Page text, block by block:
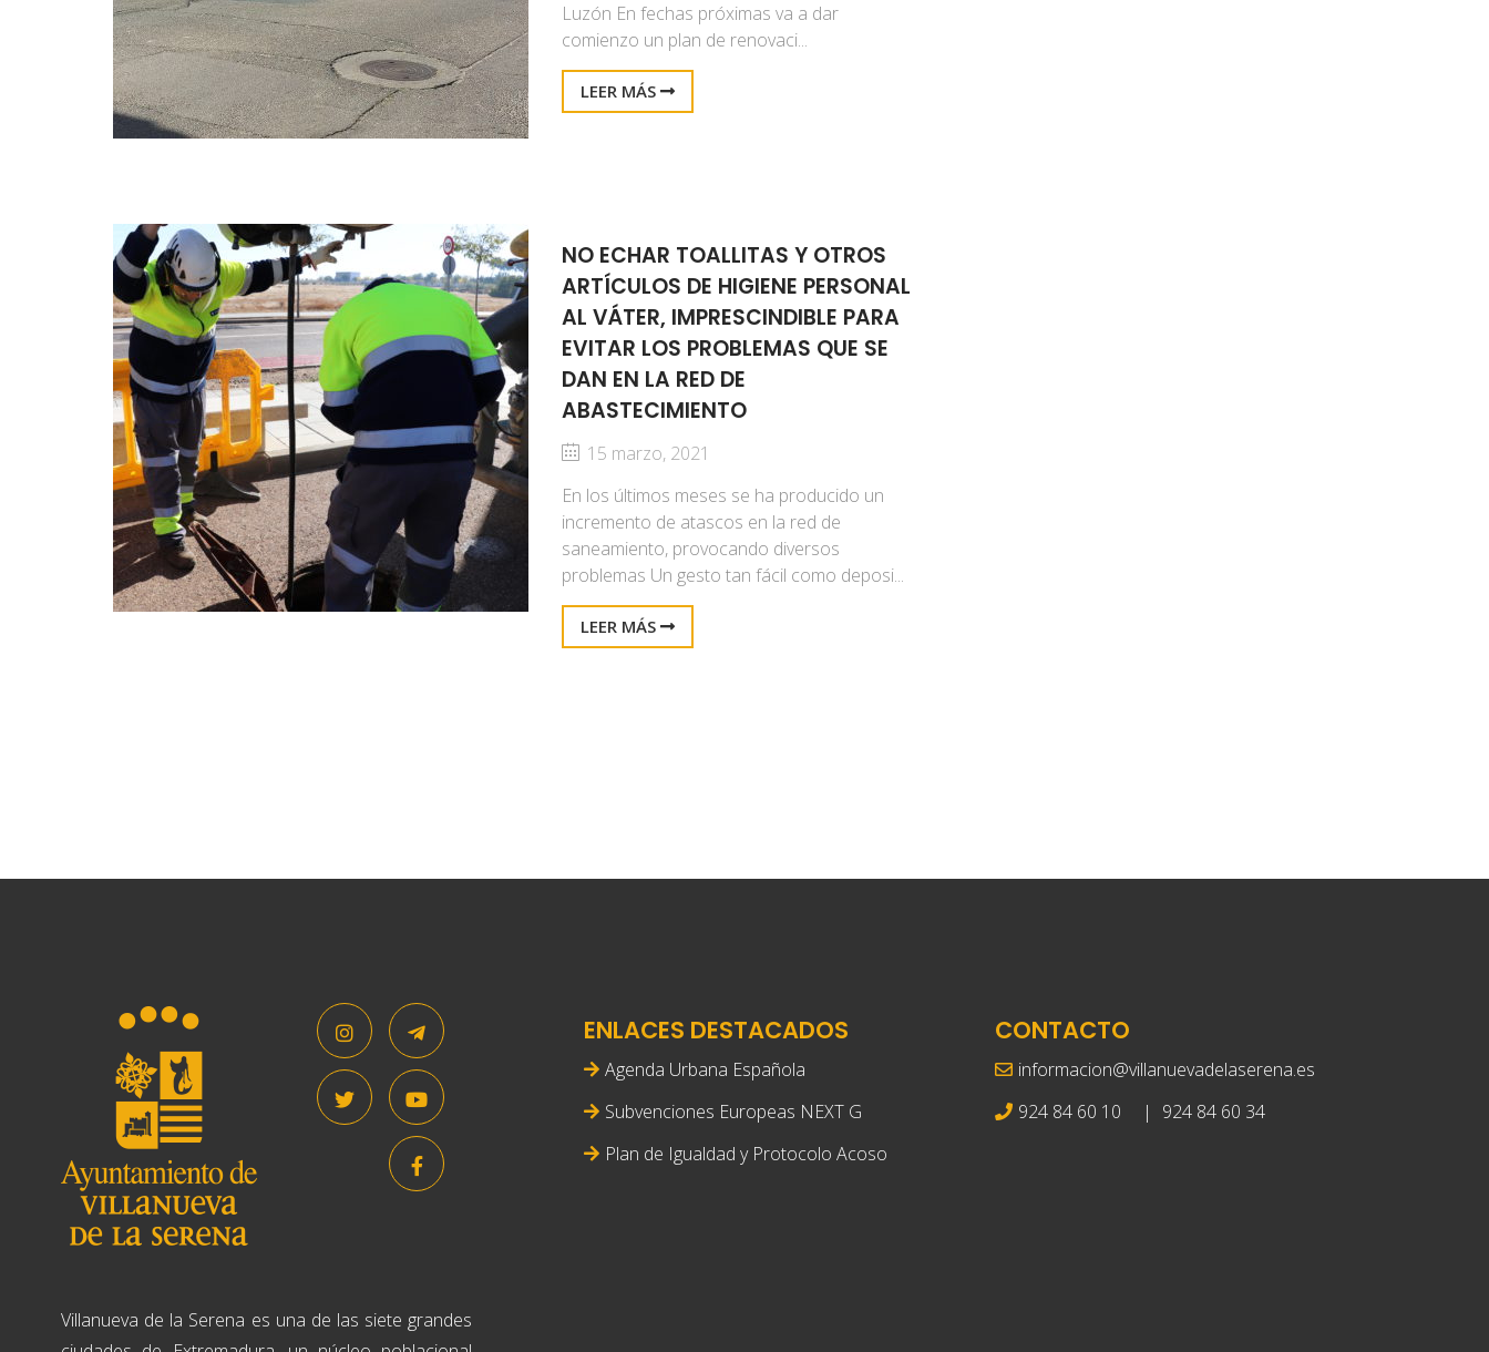
Luzón En fechas próximas va a dar
comienzo un plan de renovaci...
LEER MÁS
NO ECHAR TOALLITAS Y OTROS
ARTÍCULOS DE HIGIENE PERSONAL
AL VÁTER, IMPRESCINDIBLE PARA
EVITAR LOS PROBLEMAS QUE SE
DAN EN LA RED DE
ABASTECIMIENTO
15 marzo, 2021
En los últimos meses se ha producido un
incremento de atascos en la red de
saneamiento, provocando diversos
problemas Un gesto tan fácil como deposi...
LEER MÁS
Villanueva de la Serena es una de las siete grandes
ENLACES DESTACADOS
Agenda Urbana Española
Subvenciones Europeas NEXT G
Plan de Igualdad y Protocolo Acoso
CONTACTO
informacion@villanuevadelaserena.es
924 84 60 10
| 924 84 60 34